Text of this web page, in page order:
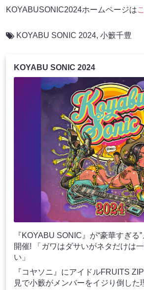
KOYABUSONIC2024ホームページは
KOYABU SONIC 2024, 小籔千豊
KOYABU SONIC 2024
『KOYABU SONIC』が“豪華すぎる
開催! 「ガワはダサいがネタだけは
い」
『コヤソニ』にアイドルFRUITS
見で小籔がメンバーをイジり倒した